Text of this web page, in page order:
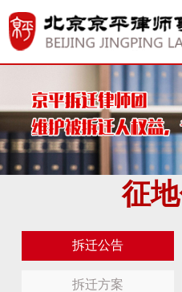
征
拆迁公告
拆迁方案